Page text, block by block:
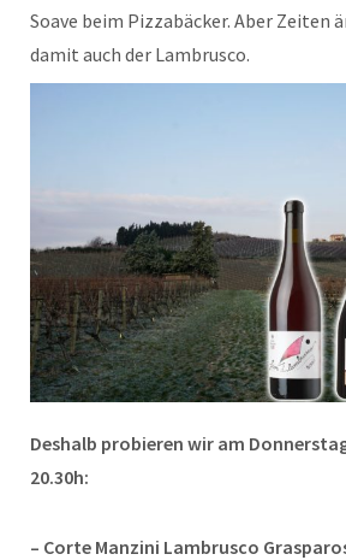
Soave beim Pizzabäcker. Aber Zeiten
damit auch der Lambrusco.
Deshalb probieren wir am
20.30h:
– Corte Manzini Lambrusco